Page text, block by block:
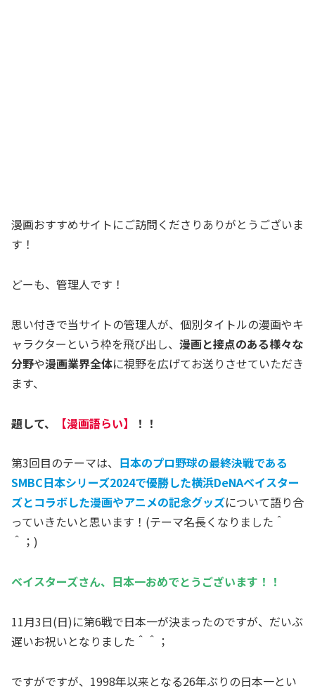
漫画おすすめサイトにご訪問くださりありがとうございま
す！
どーも、管理人です！
思い付きで当サイトの管理人が、個別タイトルの漫画やキ
ャラクターという枠を飛び出し、 漫画と接点のある様々な
分野や漫画業界全体に視野を広げてお送りさせていただき
ます、
題して、 【漫画語らい】 ！！
第3回目のテーマは、 日本のプロ野球の最終決戦である
SMBC日本シリーズ2024で優勝した横浜DeNAベイスター
ズとコラボした漫画やアニメの記念グッズについて語り合
っていきたいと思います！(テーマ名長くなりました＾
＾；)
ベイスターズさん、日本一おめでとうございます！！
11月3日(日)に第6戦で日本一が決まったのですが、だいぶ
遅いお祝いとなりました＾＾；
ですがですが、1998年以来となる26年ぶりの日本一とい